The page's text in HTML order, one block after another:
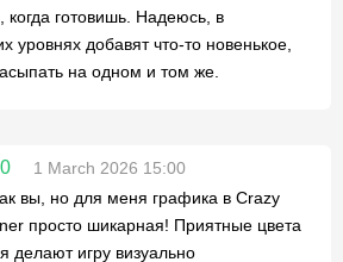
когда готовишь. Надеюсь, в
уровнях добавят что-то новенькое,
на одном и том же.
1 March 2026 15:00
вы, но для меня графика в Crazy
просто шикарная! Приятные цвета
делают игру визуально